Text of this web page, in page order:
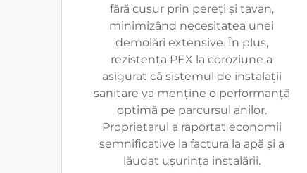
fără cusur prin pereți și tavan,
minimizând necesitatea unei
demolări extensive. În plus,
rezistența PEX la coroziune a
asigurat că sistemul de instalații
sanitare va menține o performanță
optimă pe parcursul anilor.
Proprietarul a raportat economii
semnificative la factura la apă și a
lăudat ușurința instalării.